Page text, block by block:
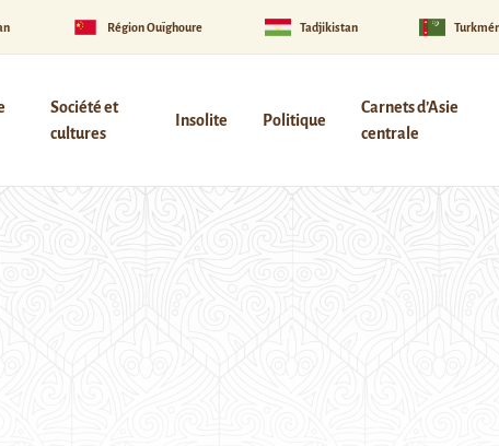
Région Ouïghoure Tadjikistan
Société et
cultures
Insolite Politique
Carnets d’Asie
centrale